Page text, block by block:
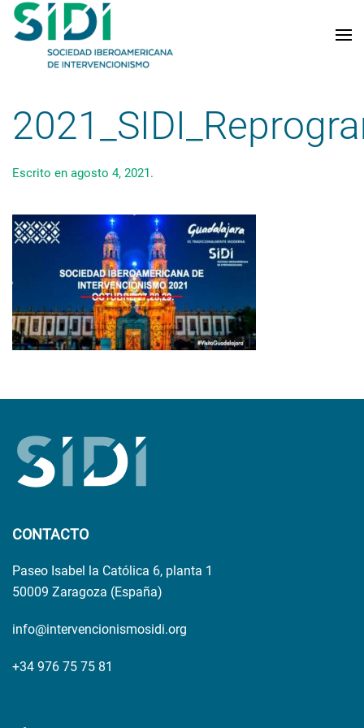
Skip to main content
Escrito en agosto 4, 2021.
CONTACTO
Paseo Isabel la Católica 6, planta 1
50009 Zaragoza (España)
info@intervencionismosidi.org
+34 976 75 75 81